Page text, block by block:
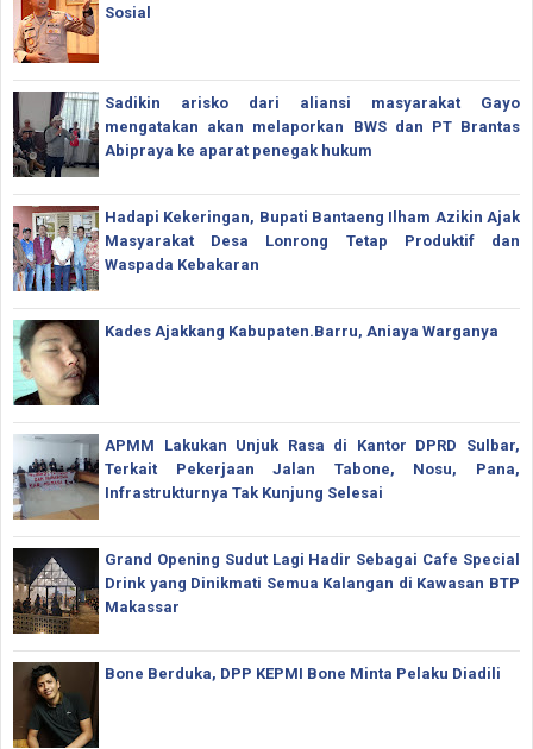
Sosial
Sadikin arisko dari aliansi masyarakat Gayo
mengatakan akan melaporkan BWS dan PT Brantas
Abipraya ke aparat penegak hukum
Hadapi Kekeringan, Bupati Bantaeng Ilham Azikin Ajak
Masyarakat Desa Lonrong Tetap Produktif dan
Waspada Kebakaran
Kades Ajakkang Kabupaten.Barru, Aniaya Warganya
APMM Lakukan Unjuk Rasa di Kantor DPRD Sulbar,
Terkait Pekerjaan Jalan Tabone, Nosu, Pana,
Infrastrukturnya Tak Kunjung Selesai
Grand Opening Sudut Lagi Hadir Sebagai Cafe Special
Drink yang Dinikmati Semua Kalangan di Kawasan BTP
Makassar
Bone Berduka, DPP KEPMI Bone Minta Pelaku Diadili